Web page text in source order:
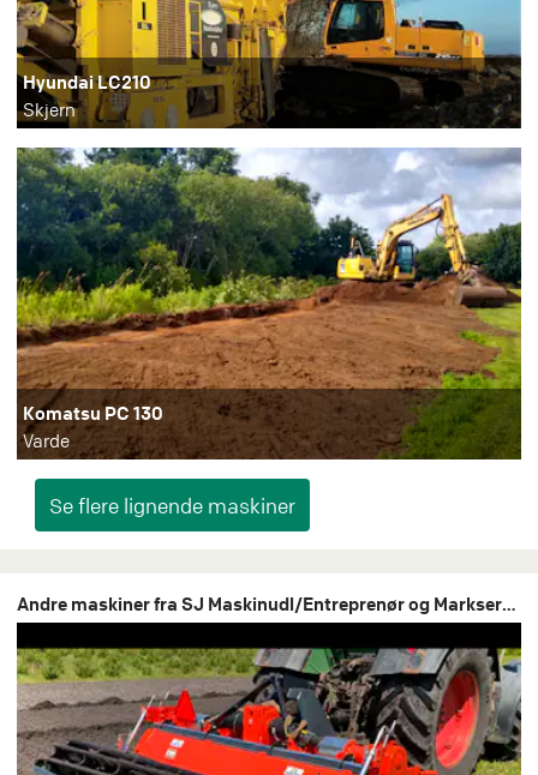
Hyundai LC210
Skjern
Komatsu PC 130
Varde
Andre maskiner fra SJ Maskinudl/Entreprenør og Markservice